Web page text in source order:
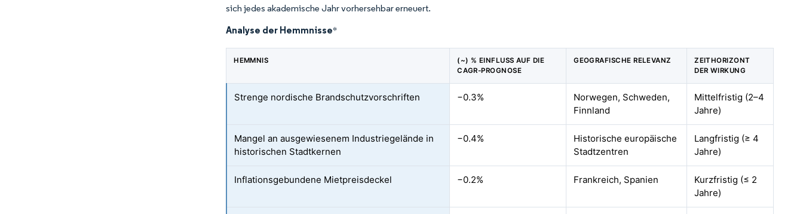
sich jedes akademische Jahr vorhersehbar erneuert.
Analyse der Hemmnisse*
HEMMNIS
(~) % EINFLUSS AUF DIE
CAGR-PROGNOSE
GEOGRAFISCHE RELEVANZ
ZEITHORIZONT
DER WIRKUNG
Strenge nordische Brandschutzvorschriften −0.3%
Norwegen, Schweden,
Finnland
Mittelfristig (2–4
Jahre)
Mangel an ausgewiesenem Industriegelände in
historischen Stadtkernen
−0.4%
Historische europäische
Stadtzentren
Langfristig (≥ 4
Jahre)
Inflationsgebundene Mietpreisdeckel −0.2% Frankreich, Spanien
Kurzfristig (≤ 2
Jahre)